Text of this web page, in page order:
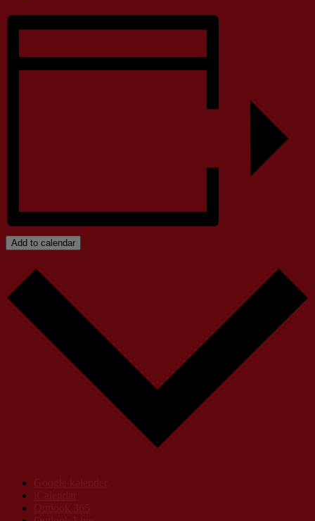
Add to calendar